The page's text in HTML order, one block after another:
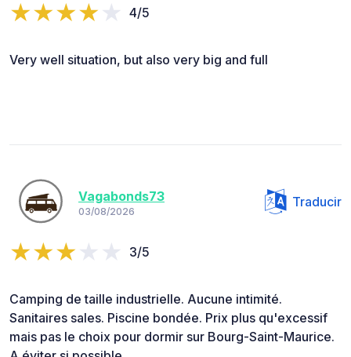
4/5
Very well situation, but also very big and full
Vagabonds73
03/08/2026
Traducir
3/5
Camping de taille industrielle. Aucune intimité.
Sanitaires sales. Piscine bondée. Prix plus qu'excessif
mais pas le choix pour dormir sur Bourg-Saint-Maurice.